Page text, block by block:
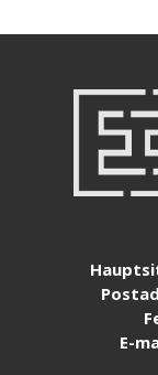
E-